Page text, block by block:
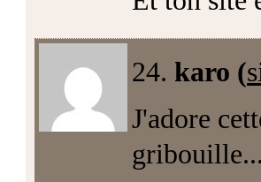
24. karo (
J'adore